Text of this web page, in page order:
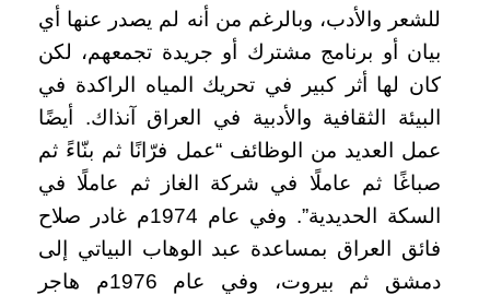
للشعر والأدب، وبالرغم من أنه لم يصدر عنها أي
بيان أو برنامج مشترك أو جريدة تجمعهم، لكن
كان لها أثر كبير في تحريك المياه الراكدة في
البيئة الثقافية والأدبية في العراق آنذاك. أيضًا
عمل العديد من الوظائف “عمل فرّانًا ثم بنّاءً ثم
صباغًا ثم عاملًا في شركة الغاز ثم عاملًا في
السكة الحديدية”. وفي عام 1974م غادر صلاح
فائق العراق بمساعدة عبد الوهاب البياتي إلى
دمشق ثم بيروت، وفي عام 1976م هاجر